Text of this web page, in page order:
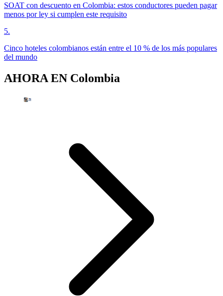
SOAT con descuento en Colombia: estos conductores pueden pagar
menos por ley si cumplen este requisito
5.
Cinco hoteles colombianos están entre el 10 % de los más populares
del mundo
AHORA EN Colombia